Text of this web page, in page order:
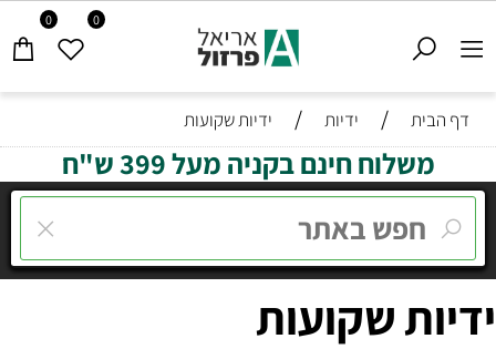
0 0
דף הבית / ידיות / ידיות שקועות
משלוח חינם בקניה מעל 399 ש"ח
ידיות שקועות